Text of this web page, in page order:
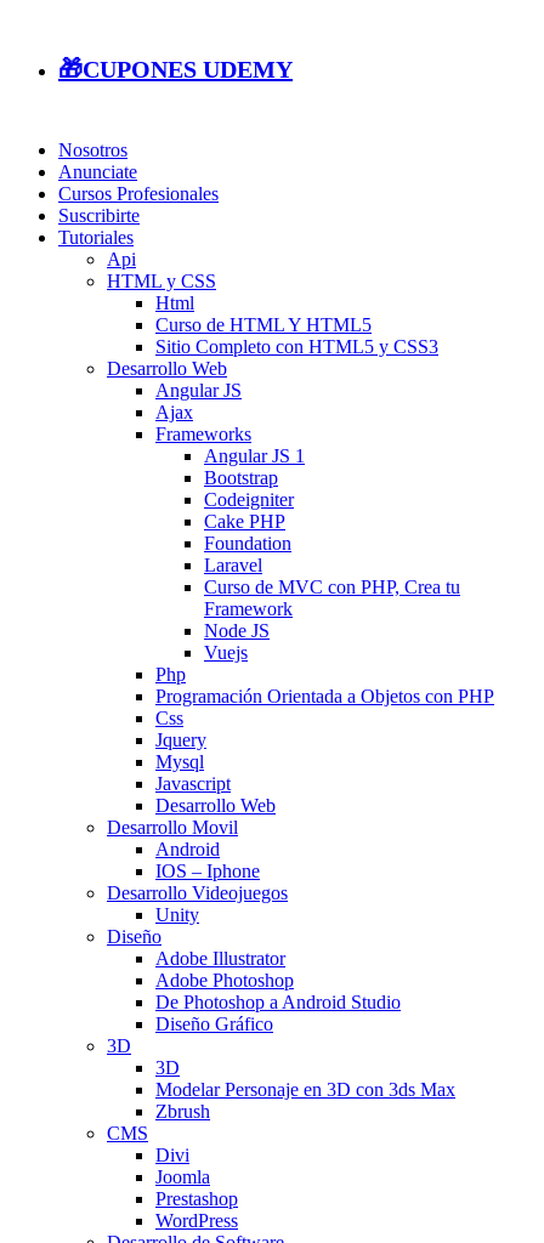
🎁CUPONES UDEMY
Nosotros
Anunciate
Cursos Profesionales
Suscribirte
Tutoriales
Api
HTML y CSS
Html
Curso de HTML Y HTML5
Sitio Completo con HTML5 y CSS3
Desarrollo Web
Angular JS
Ajax
Frameworks
Angular JS 1
Bootstrap
Codeigniter
Cake PHP
Foundation
Laravel
Curso de MVC con PHP, Crea tu
Framework
Node JS
Vuejs
Php
Programación Orientada a Objetos con PHP
Css
Jquery
Mysql
Javascript
Desarrollo Web
Desarrollo Movil
Android
IOS – Iphone
Desarrollo Videojuegos
Unity
Diseño
Adobe Illustrator
Adobe Photoshop
De Photoshop a Android Studio
Diseño Gráfico
3D
3D
Modelar Personaje en 3D con 3ds Max
Zbrush
CMS
Divi
Joomla
Prestashop
WordPress